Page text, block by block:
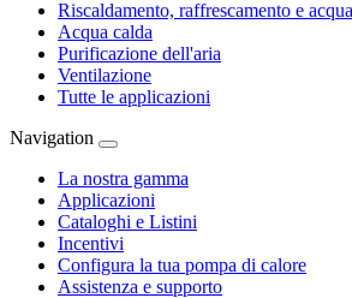
Riscaldamento, raffrescamento e
Acqua calda
Purificazione dell'aria
Ventilazione
Tutte le applicazioni
Navigation
La nostra gamma
Applicazioni
Cataloghi e Listini
Incentivi
Configura la tua pompa di calore
Assistenza e supporto